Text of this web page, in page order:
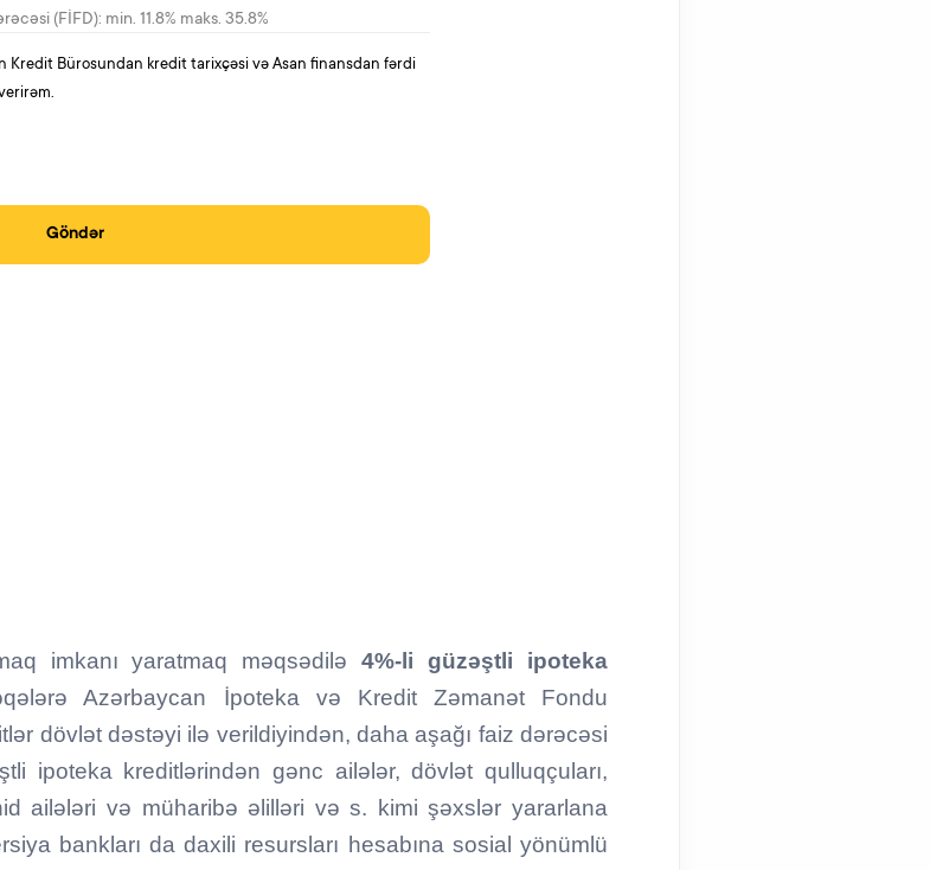
imkanı yaratmaq məqsədilə4%-li güzəştli ipoteka
Azərbaycan İpoteka və Kredit Zəmanət Fondu
dövlət dəstəyi ilə verildiyindən, daha aşağı faiz dərəcəsi
ipoteka kreditlərindən gənc ailələr, dövlət qulluqçuları,
ailələri və müharibə əlilləri və s. kimi şəxslər yararlana
bankları da daxili resursları hesabına sosial yönümlü